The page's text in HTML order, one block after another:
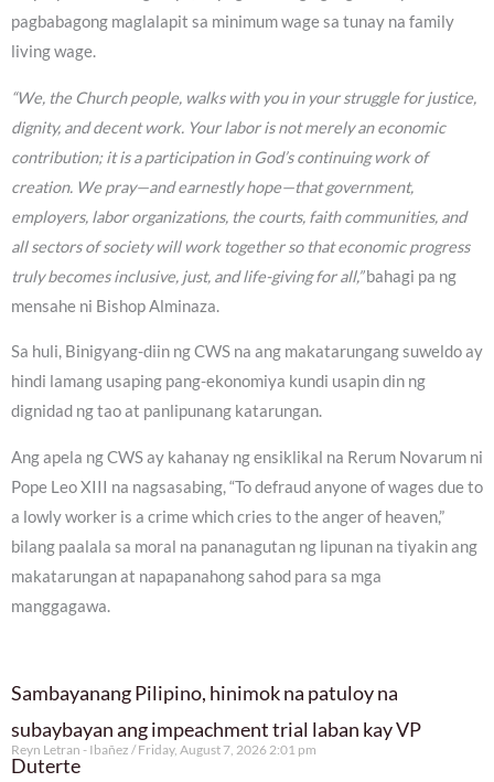
pagbabagong maglalapit sa minimum wage sa tunay na family
living wage.
“We, the Church people, walks with you in your struggle for justice,
dignity, and decent work. Your labor is not merely an economic
contribution; it is a participation in God’s continuing work of
creation. We pray—and earnestly hope—that government,
employers, labor organizations, the courts, faith communities, and
all sectors of society will work together so that economic progress
truly becomes inclusive, just, and life-giving for all,”bahagi pa ng
mensahe ni Bishop Alminaza.
Sa huli, Binigyang-diin ng CWS na ang makatarungang suweldo ay
hindi lamang usaping pang-ekonomiya kundi usapin din ng
dignidad ng tao at panlipunang katarungan.
Ang apela ng CWS ay kahanay ng ensiklikal na Rerum Novarum ni
Pope Leo XIII na nagsasabing, “To defraud anyone of wages due to
a lowly worker is a crime which cries to the anger of heaven,”
bilang paalala sa moral na pananagutan ng lipunan na tiyakin ang
makatarungan at napapanahong sahod para sa mga
manggagawa.
Sambayanang Pilipino, hinimok na patuloy na
subaybayan ang impeachment trial laban kay VP
Duterte
Reyn Letran - Ibañez Friday, August 7, 2026 2:01 pm